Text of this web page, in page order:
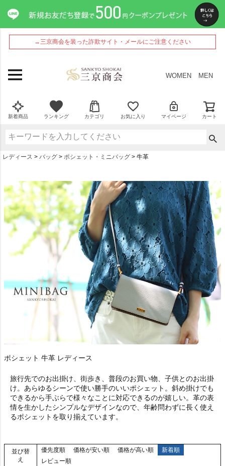
→三京商会を装った詐欺サイト・メールにご注意ください
WOMEN MEN
新着商品 ランキング カテゴリ お気に入り マイページ カート
レディース バッグ ポシェット・ミニバッグ 牛革
ポシェット 牛革 レディース
旅行先でのお出掛け、街歩き、普段のお買い物、子供とのお出掛
け。あらゆるシーンで使い勝手のいいポシェット。斜め掛けでも
できるから手ぶらで様々なことに対応できるのが嬉しい。革の表
情を生かしたシンプルなデザインなので、年齢問わずに長く使え
るポシェットを取り揃えています。
並び替
え
優先度順 価格が安い順 価格が高い順
新着順
レビュー順